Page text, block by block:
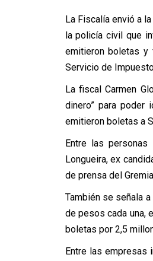
La Fiscalía envió a
la policía civil que
emitieron boletas y
Servicio de
La fiscal Carmen
dinero” para
emitieron boletas a
Entre las
Longueira, ex
de prensa del
También se señala
de pesos cada una,
boletas por 2,5
Entre las empresas